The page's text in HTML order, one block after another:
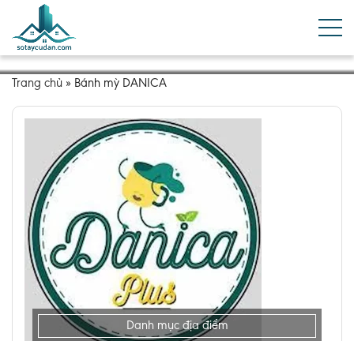
Trang chủ » Bánh mỳ DANICA
Danh mục địa điểm